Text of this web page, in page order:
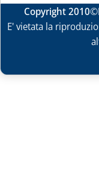
Copyright 2010
E' vietata la